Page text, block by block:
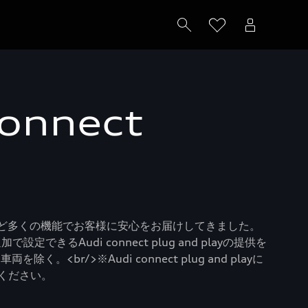
くの機能でお客様に安心をお届けしてきました。
で設定できるAudi connect plug and playの提供を
車両を除く。<br/>※Audi connect plug and playに
さい。